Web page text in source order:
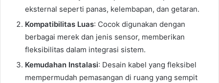
eksternal seperti panas, kelembapan, dan getaran.
Kompatibilitas Luas: Cocok digunakan dengan
berbagai merek dan jenis sensor, memberikan
fleksibilitas dalam integrasi sistem.
Kemudahan Instalasi: Desain kabel yang fleksibel
mempermudah pemasangan di ruang yang sempit